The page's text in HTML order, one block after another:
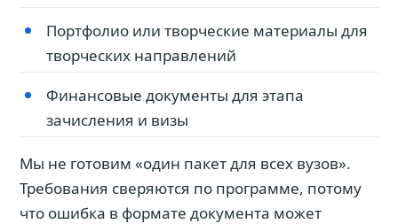
Портфолио или творческие материалы для
творческих направлений
Финансовые документы для этапа
зачисления и визы
Мы не готовим «один пакет для всех вузов».
Требования сверяются по программе, потому
что ошибка в формате документа может